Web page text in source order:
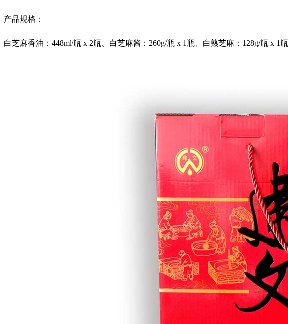
产品规格：
白芝麻香油：448ml/瓶 x 2瓶、白芝麻酱：260g/瓶 x 1瓶、白熟芝麻：128g/瓶 x 1瓶